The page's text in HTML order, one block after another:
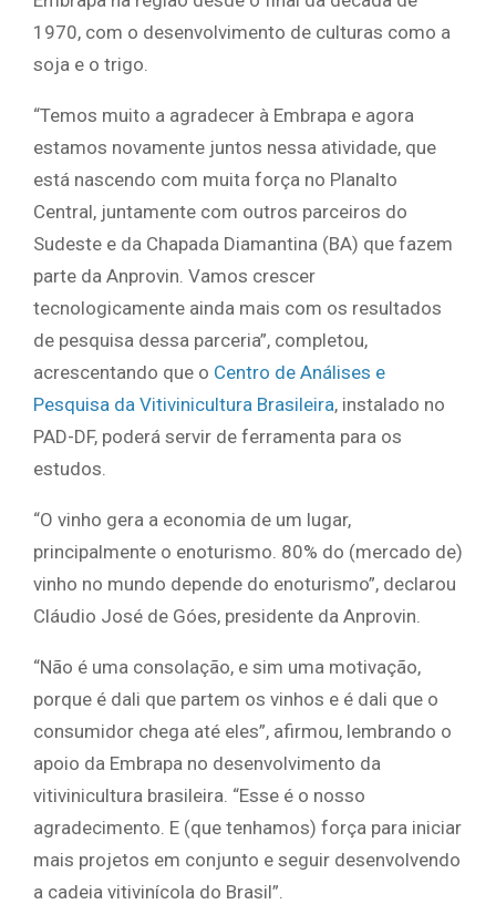
1970, com o desenvolvimento de culturas como a
soja e o trigo.
“Temos muito a agradecer à Embrapa e agora
estamos novamente juntos nessa atividade, que
está nascendo com muita força no Planalto
Central, juntamente com outros parceiros do
Sudeste e da Chapada Diamantina (BA) que fazem
parte da Anprovin. Vamos crescer
tecnologicamente ainda mais com os resultados
de pesquisa dessa parceria”, completou,
acrescentando que o Centro de Análises e
Pesquisa da Vitivinicultura Brasileira, instalado no
PAD-DF, poderá servir de ferramenta para os
estudos.
“O vinho gera a economia de um lugar,
principalmente o enoturismo. 80% do (mercado de)
vinho no mundo depende do enoturismo”, declarou
Cláudio José de Góes, presidente da Anprovin.
“Não é uma consolação, e sim uma motivação,
porque é dali que partem os vinhos e é dali que o
consumidor chega até eles”, afirmou, lembrando o
apoio da Embrapa no desenvolvimento da
vitivinicultura brasileira. “Esse é o nosso
agradecimento. E (que tenhamos) força para iniciar
mais projetos em conjunto e seguir desenvolvendo
a cadeia vitivinícola do Brasil”.